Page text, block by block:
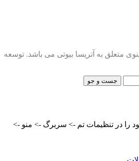
متعلق به آتریسا بیوتی می باشد. توسعه
جست و جو
را در تنظیمات تم -> سربرگ -> منو ->